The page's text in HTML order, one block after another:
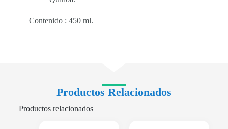
Contenido : 450 ml.
Productos Relacionados
Productos relacionados